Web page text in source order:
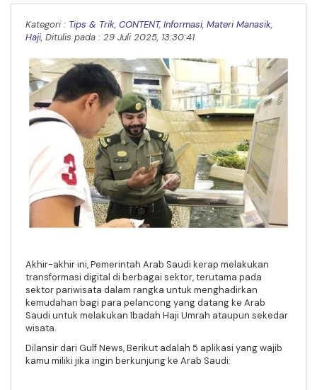
Kategori : Tips & Trik, CONTENT, Informasi, Materi Manasik,
Haji, Ditulis pada : 29 Juli 2025, 13:30:41
Akhir-akhir ini, Pemerintah Arab Saudi kerap melakukan
transformasi digital di berbagai sektor, terutama pada
sektor pariwisata dalam rangka untuk menghadirkan
kemudahan bagi para pelancong yang datang ke Arab
Saudi untuk melakukan Ibadah Haji Umrah ataupun sekedar
wisata.
Dilansir dari Gulf News, Berikut adalah 5 aplikasi yang wajib
kamu miliki jika ingin berkunjung ke Arab Saudi: